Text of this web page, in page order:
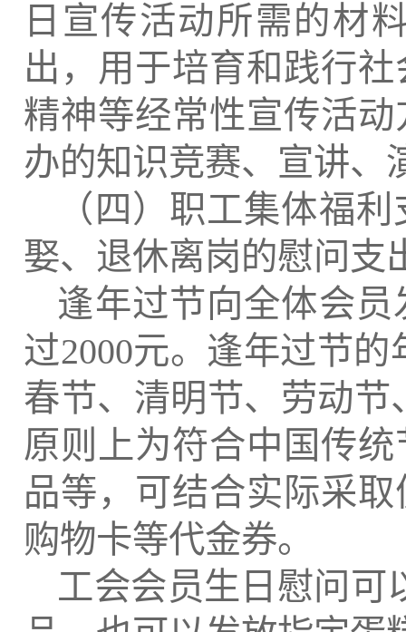
日宣传活动所需的材
出，用于培育和践行
精神等经常性宣传活
办的知识竞赛、宣讲、
（四）职工集体福
娶、退休离岗的慰问支
逢年过节向全体会
过2000元。逢年过节的
春节、清明节、劳动
原则上为符合中国传
品等，可结合实际采
购物卡等代金券。
工会会员生日慰问可